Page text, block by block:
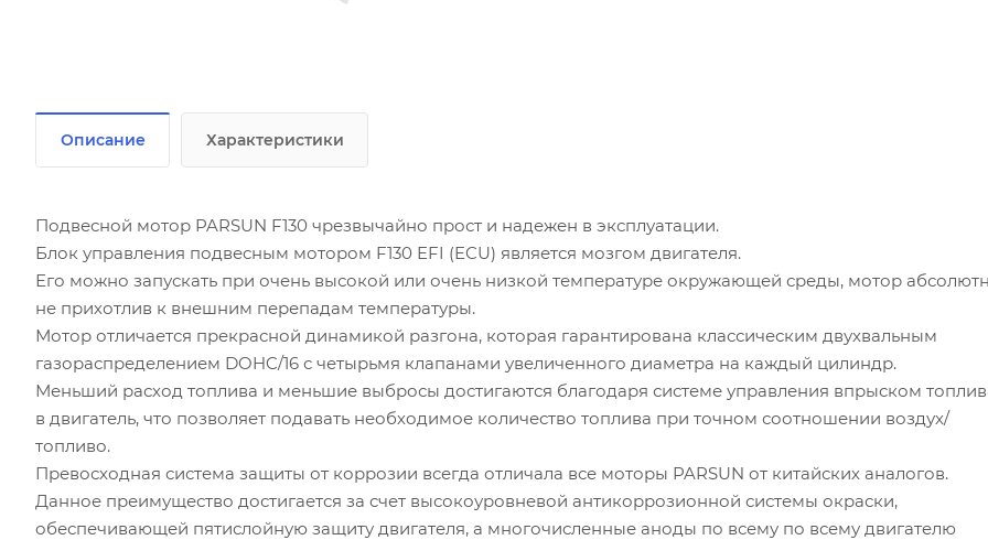
Описание Характеристики
Подвесной мотор PARSUN F130 чрезвычайно прост и надежен в эксплуатации.
Блок управления подвесным мотором F130 EFI (ECU) является мозгом двигателя.
Его можно запускать при очень высокой или очень низкой температуре окружающей среды, мотор
не прихотлив к внешним перепадам температуры.
Мотор отличается прекрасной динамикой разгона, которая гарантирована классическим двухвальным
газораспределением DOHC/16 с четырьмя клапанами увеличенного диаметра на каждый цилиндр.
Меньший расход топлива и меньшие выбросы достигаются благодаря системе управления впрыском
в двигатель, что позволяет подавать необходимое количество топлива при точном соотношении воздух/
топливо.
Превосходная система защиты от коррозии всегда отличала все моторы PARSUN от китайских аналогов.
Данное преимущество достигается за счет высокоуровневой антикоррозионной системы окраски,
обеспечивающей пятислойную защиту двигателя, а многочисленные аноды по всему по всему двигателю